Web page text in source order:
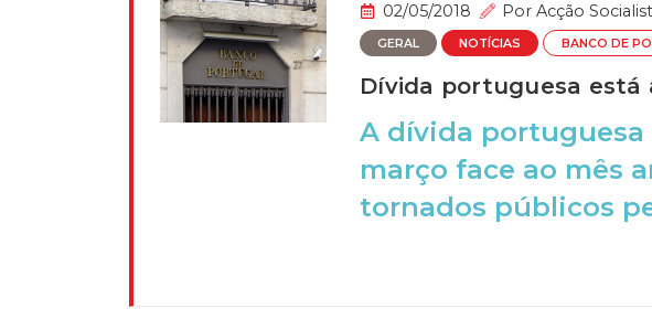
02/05/2018 Por Acção
GERAL NOTÍCIAS BANCO DE
Dívida portuguesa está
A dívida
março face ao mês
tornados públicos